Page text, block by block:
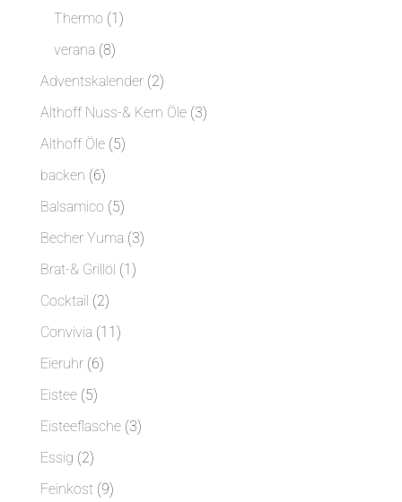
Produkte
Thermo 11
verana 88
Produkte
Adventskalender 22
Produkte
Althoff Nuss-& Kern Öle 33
Althoff Öle 55
backen 66
Produkte
Balsamico 55
Produkte
Becher Yuma 33
Brat-& Grillöl 11
Cocktail 22
Produkte
Convivia 1111
Eieruhr 66
Eistee 55
Produkte
Eisteeflasche 33
Essig 22
Produkte
Feinkost 99